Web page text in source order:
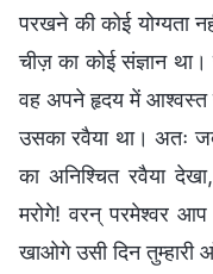
परखने की कोई योग्यता
चीज़ का कोई संज्ञान
वह अपने हृदय में आश्वस्त
उसका रवैया था। अतः
का अनिश्चित रवैया
मरोगे! वरन् परमेश्वर
खाओगे उसी दिन